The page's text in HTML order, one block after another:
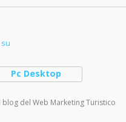
Pc Desktop
del Web Marketing Turistico